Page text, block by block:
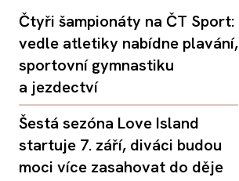
Čtyři šampionáty na ČT Sport:
vedle atletiky nabídne plavání,
sportovní gymnastiku
a jezdectví
Šestá sezóna Love Island
startuje 7. září, diváci budou
moci více zasahovat do děje